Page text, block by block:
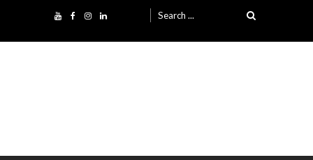
Search for: